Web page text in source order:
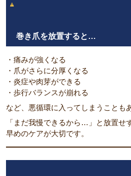
巻き爪を放置すると…
・痛みが強くなる
・爪がさらに分厚くなる
・炎症や肉芽ができる
・歩行バランスが崩れる
など、悪循環に入ってしまうことも
「まだ我慢できるから…」と放置せず
早めのケアが大切です。